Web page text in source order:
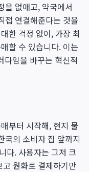
을 없애고, 약국에서
접 연결해준다는 것을
한 걱정 없이, 가장 최
할 수 있습니다. 이는
다임을 바꾸는 혁신적
부터 시작해, 현지 물
국의 소비자 집 앞까지
다. 사용자는 그저 크
원화로 결제하기만